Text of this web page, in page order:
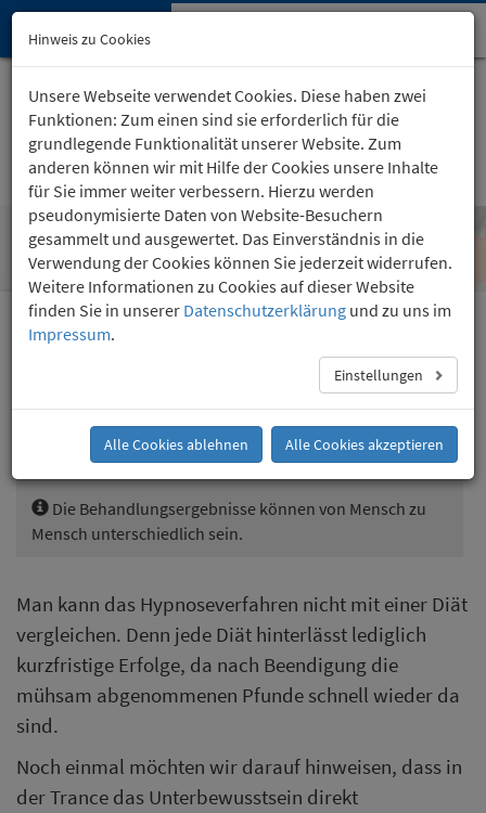
Hypnose-Institut
(0221) 36 757 24
Abnehmen durch Hypnose
Abnehmen ohne Diäten durch Stoffwechsel
Abnehmen durch Hypnose
Imaginäres Magenband
Die Behandlungsergebnisse können von Mensch zu
Mensch unterschiedlich sein.
Man kann das Hypnoseverfahren nicht mit einer Diät
vergleichen. Denn jede Diät hinterlässt lediglich
kurzfristige Erfolge, da nach Beendigung die
mühsam abgenommenen Pfunde schnell wieder da
sind.
Noch einmal möchten wir darauf hinweisen, dass in
der Trance das Unterbewusstsein direkt
Hinweis zu Cookies
Unsere Webseite verwendet Cookies. Diese haben zwei
Funktionen: Zum einen sind sie erforderlich für die
grundlegende Funktionalität unserer Website. Zum
anderen können wir mit Hilfe der Cookies unsere Inhalte
für Sie immer weiter verbessern. Hierzu werden
pseudonymisierte Daten von Website-Besuchern
gesammelt und ausgewertet. Das Einverständnis in die
Verwendung der Cookies können Sie jederzeit widerrufen.
Weitere Informationen zu Cookies auf dieser Website
finden Sie in unserer Datenschutzerklärung und zu uns im
Impressum.
Einstellungen
Alle Cookies ablehnen Alle Cookies akzeptieren